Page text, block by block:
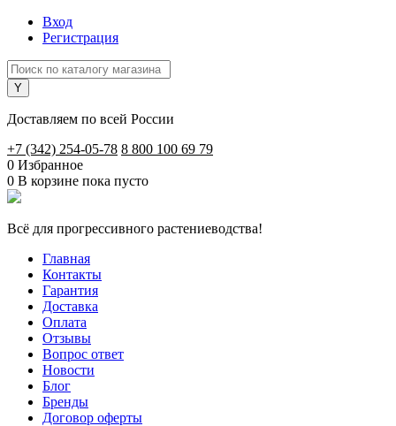
Вход
Регистрация
Доставляем по всей России
+7 (342) 254-05-78 8 800 100 69 79
0 Избранное
0 В корзине пока пусто
Всё для прогрессивного растениеводства!
Главная
Контакты
Гарантия
Доставка
Оплата
Отзывы
Вопрос ответ
Новости
Блог
Бренды
Договор оферты